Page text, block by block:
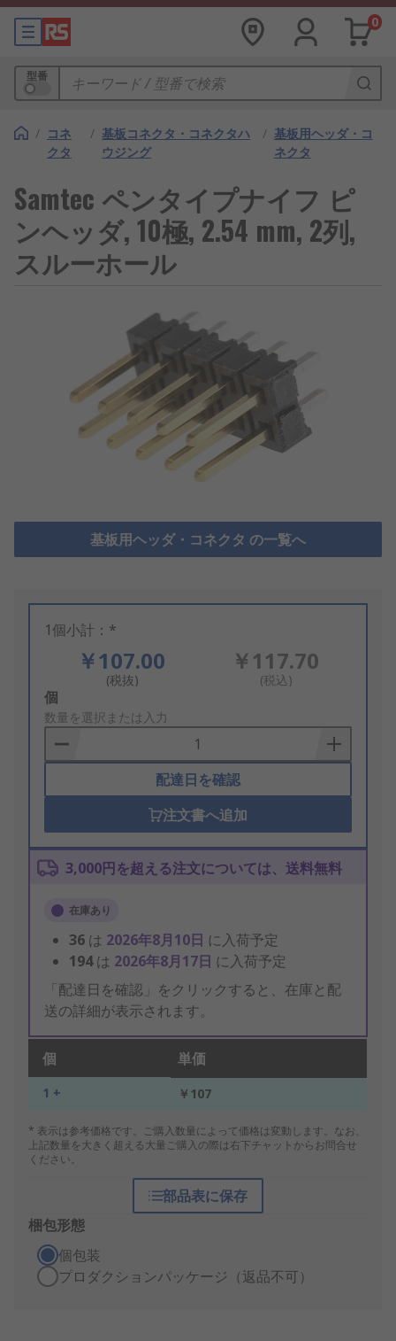
0
型番
/ コネ
クタ
/ 基板コネクタ・コネクタハ
ウジング
/ 基板用ヘッダ・コ
ネクタ
Samtec ペンタイプナイフ ピ
ンヘッダ, 10極, 2.54 mm, 2列,
スルーホール
基板用ヘッダ・コネクタ の一覧へ
1個小計：*
￥107.00
(税抜)
￥117.70
(税込)
Add
to
Basket
個
数量を選択または入力
配達日を確認
注文書へ追加
3,000円を超える注文については、送料無料
在庫あり
36 は 2026年8月10日 に入荷予定
194は 2026年8月17日 に入荷予定
「配達日を確認」をクリックすると、在庫と配
送の詳細が表示されます。
個 単価
1 + ￥107
* 表示は参考価格です。ご購入数量によって価格は変動します。なお、
上記数量を大きく超える大量ご購入の際は右下チャットからお問合せ
ください。
部品表に保存
梱包形態
個包装
プロダクションパッケージ（返品不可）